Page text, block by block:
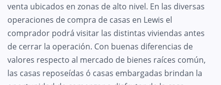
venta ubicados en zonas de alto nivel. En las diversas
operaciones de compra de casas en Lewis el
comprador podrá visitar las distintas viviendas antes
de cerrar la operación. Con buenas diferencias de
valores respecto al mercado de bienes raíces común,
las casas reposeídas ó casas embargadas brindan la